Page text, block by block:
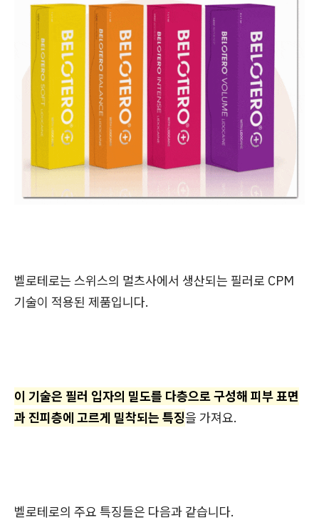
벨로테로는 스위스의 멀츠사에서 생산되는 필러로 CPM
기술이 적용된 제품입니다.
이 기술은 필러 입자의 밀도를 다층으로 구성해 피부 표면
과 진피층에 고르게 밀착되는 특징을 가져요.
벨로테로의 주요 특징들은 다음과 같습니다.